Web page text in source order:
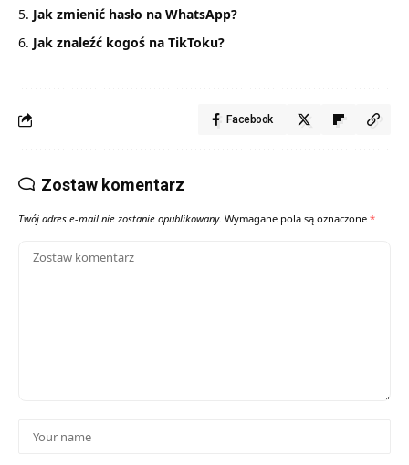
Jak zmienić hasło na WhatsApp?
Jak znaleźć kogoś na TikToku?
Facebook
Zostaw komentarz
Twój adres e-mail nie zostanie opublikowany. Wymagane pola są oznaczone *